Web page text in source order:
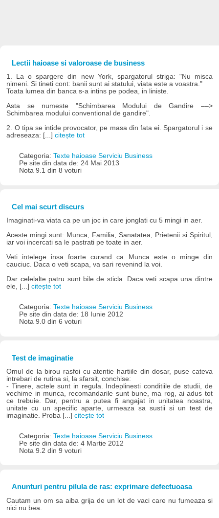
Lectii haioase si valoroase de business
1. La o spargere din new York, spargatorul striga: "Nu misca
nimeni. Si tineti cont: banii sunt ai statului, viata este a voastra."
Toata lumea din banca s-a intins pe podea, in liniste.
Asta se numeste "Schimbarea Modului de Gandire ––>
Schimbarea modului conventional de gandire".
2. O tipa se intide provocator, pe masa din fata ei. Spargatorul i se
adreseaza: [...]citește tot
Categoria: Texte haioase Serviciu Business
Pe site din data de: 24 Mai 2013
Nota 9.1 din 8 voturi
Cel mai scurt discurs
Imaginati-va viata ca pe un joc in care jonglati cu 5 mingi in aer.
Aceste mingi sunt: Munca, Familia, Sanatatea, Prietenii si Spiritul,
iar voi incercati sa le pastrati pe toate in aer.
Veti intelege insa foarte curand ca Munca este o minge din
cauciuc. Daca o veti scapa, va sari revenind la voi.
Dar celelalte patru sunt bile de sticla. Daca veti scapa una dintre
ele, [...]citește tot
Categoria: Texte haioase Serviciu Business
Pe site din data de: 18 Iunie 2012
Nota 9.0 din 6 voturi
Test de imaginatie
Omul de la birou rasfoi cu atentie hartiile din dosar, puse cateva
intrebari de rutina si, la sfarsit, conchise:
- Tinere, actele sunt in regula. Indeplinesti conditiile de studii, de
vechime in munca, recomandarile sunt bune, ma rog, ai adus tot
ce trebuie. Dar, pentru a putea fi angajat in unitatea noastra,
unitate cu un specific aparte, urmeaza sa sustii si un test de
imaginatie. Proba [...]citește tot
Categoria: Texte haioase Serviciu Business
Pe site din data de: 4 Martie 2012
Nota 9.2 din 9 voturi
Anunturi pentru pilula de ras: exprimare defectuoasa
Cautam un om sa aiba grija de un lot de vaci care nu fumeaza si
nici nu bea.